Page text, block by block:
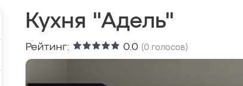
Кухня "Адель"
Рейтинг: 0.0 (0 голосов)